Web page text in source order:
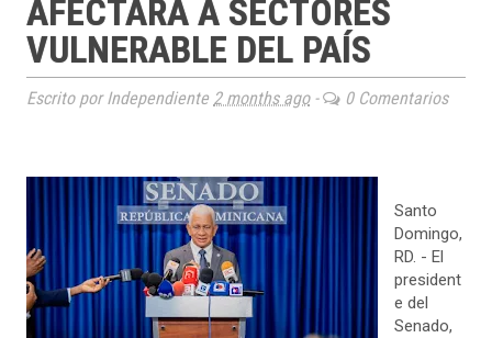
AFECTARÁ A SECTORES
VULNERABLE DEL PAÍS
Escrito por Independiente 2 months ago- 0 Comentarios
Santo
Domingo,
RD. - El
president
e del
Senado,